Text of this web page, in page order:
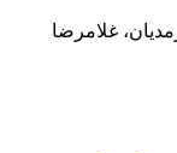
غلامرضا